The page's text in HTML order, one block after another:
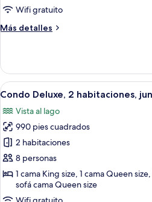
habitaciones,
vista
al
Wifi gratuito
Más detalles
Más
Deluxe,
habitaciones,
al
lago
Abrir
todas
las
fotos
de
Condo
Deluxe,
habitaciones,
10
Condo Deluxe, 2 habitaciones,
Vista al lago
990 pies cuadrados
2 habitaciones
8 personas
1 cama King size, 1 cama Queen
sofá cama Queen size